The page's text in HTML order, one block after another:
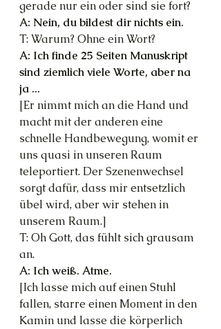
gerade nur ein oder sind sie fort?
A: Nein, du bildest dir nichts ein.
T: Warum? Ohne ein Wort?
A: Ich finde 25 Seiten Manuskript
sind ziemlich viele Worte, aber na
ja ...
[Er nimmt mich an die Hand und
macht mit der anderen eine
schnelle Handbewegung, womit er
uns quasi in unseren Raum
teleportiert. Der Szenenwechsel
sorgt dafür, dass mir entsetzlich
übel wird, aber wir stehen in
unserem Raum.]
T: Oh Gott, das fühlt sich grausam
an.
A: Ich weiß. Atme.
[Ich lasse mich auf einen Stuhl
fallen, starre einen Moment in den
Kamin und lasse die körperlich